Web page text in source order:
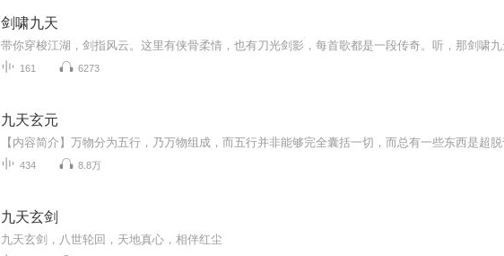
剑啸九天
161 6273
九天玄元
434 8.8万
九天玄剑
九天玄剑，八世轮回，天地真心，相伴红尘